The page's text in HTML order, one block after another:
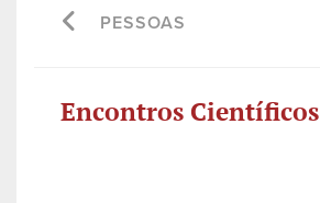
PESSOAS
Encontros Científicos